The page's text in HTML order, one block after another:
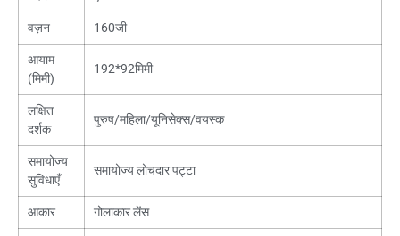
वज़न 160जी
आयाम
(मिमी)
192*92मिमी
लक्षित
दर्शक
पुरुष/महिला/यूनिसेक्स/वयस्क
समायोज्य
सुविधाएँ
समायोज्य लोचदार पट्टा
आकार गोलाकार लेंस